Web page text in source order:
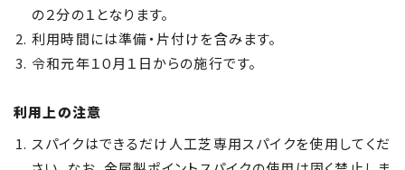
の２分の１となります。
利用時間には準備・片付けを含みます。
令和元年１０月１日からの施行です。
利用上の注意
スパイクはできるだけ人工芝専用スパイクを使用してくだ